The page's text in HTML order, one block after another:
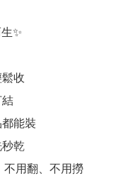
✨
收
結
能裝
乾
不用翻、不用撈